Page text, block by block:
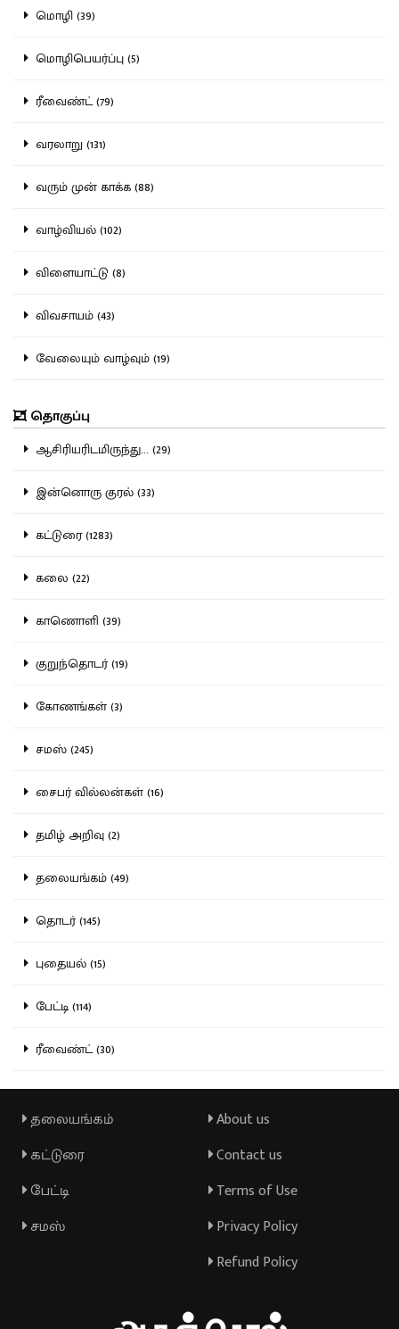
மொழி (39)
மொழிபெயர்ப்பு (5)
ரீவைண்ட் (79)
வரலாறு (131)
வரும் முன் காக்க (88)
வாழ்வியல் (102)
விளையாட்டு (8)
விவசாயம் (43)
வேலையும் வாழ்வும் (19)
தொகுப்பு
ஆசிரியரிடமிருந்து... (29)
இன்னொரு குரல் (33)
கட்டுரை (1283)
கலை (22)
காணொளி (39)
குறுந்தொடர் (19)
கோணங்கள் (3)
சமஸ் (245)
சைபர் வில்லன்கள் (16)
தமிழ் அறிவு (2)
தலையங்கம் (49)
தொடர் (145)
புதையல் (15)
பேட்டி (114)
ரீவைண்ட் (30)
தலையங்கம்
கட்டுரை
பேட்டி
சமஸ்
About us
Contact us
Terms of Use
Privacy Policy
Refund Policy